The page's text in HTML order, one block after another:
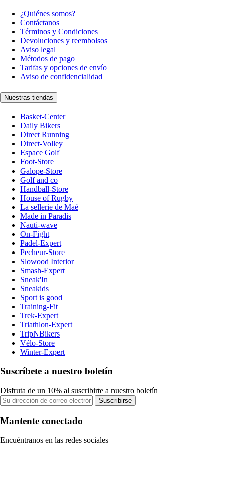
¿Quiénes somos?
Contáctanos
Términos y Condiciones
Devoluciones y reembolsos
Aviso legal
Métodos de pago
Tarifas y opciones de envío
Aviso de confidencialidad
Nuestras tiendas
Basket-Center
Daily Bikers
Direct Running
Direct-Volley
Espace Golf
Foot-Store
Galope-Store
Golf and co
Handball-Store
House of Rugby
La sellerie de Maé
Made in Paradis
Nauti-wave
On-Fight
Padel-Expert
Pecheur-Store
Slowood Interior
Smash-Expert
Sneak'In
Sneakids
Sport is good
Training-Fit
Trek-Expert
Triathlon-Expert
TripNBikers
Vélo-Store
Winter-Expert
Suscríbete a nuestro boletín
Disfruta de un 10% al suscribirte a nuestro boletín
Suscribirse
Mantente conectado
Encuéntranos en las redes sociales